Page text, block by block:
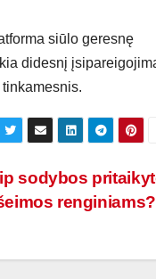
siūlo geresnę
didesnį
sodybos